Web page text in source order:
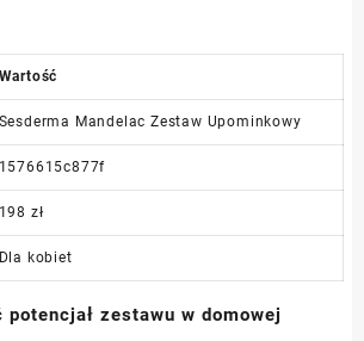
Wartość
Sesderma Mandelac Zestaw Upominkowy
1576615c877f
198 zł
Dla kobiet
zestawu w domowej